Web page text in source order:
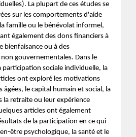
La plupart de ces études se
sur les comportements d'aide
famille ou le bénévolat informel,
également des dons financiers à
bienfaisance ou à des
gouvernementales. Dans le
participation sociale individuelle, la
ont exploré les motivations
âgées, le capital humain et social, la
la retraite ou leur expérience
articles ont également
de la participation en ce qui
être psychologique, la santé et le